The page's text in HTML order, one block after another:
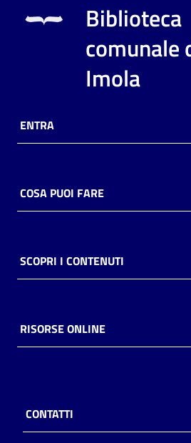
Risorse
online
Casa
Piani
storico
per
Biblioteca
comunale
Imola
ENTRA
COSA PUOI FARE
SCOPRI I CONTENUTI
RISORSE ONLINE
CONTATTI